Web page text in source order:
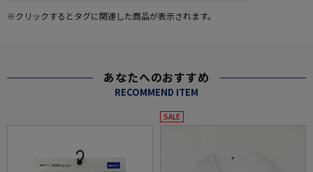
※クリックするとタグに関連した商品が表示されます。
あなたへのおすすめ
RECOMMEND ITEM
SALE